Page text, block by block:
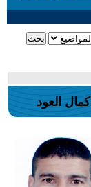
كمال العود